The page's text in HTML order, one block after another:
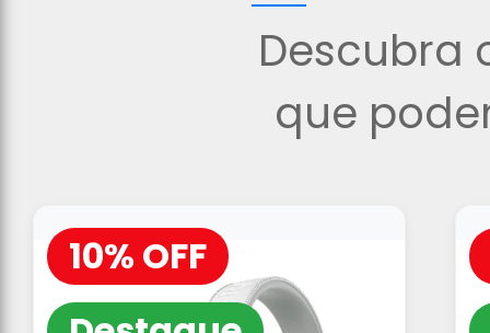
Descubra
que
10% OFF